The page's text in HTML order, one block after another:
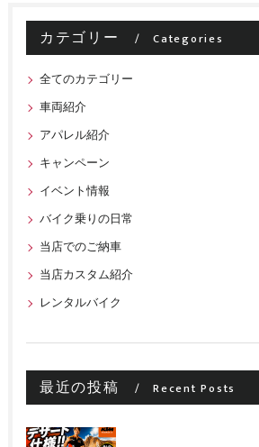
カテゴリー Categories
全てのカテゴリー
車両紹介
アパレル紹介
キャンペーン
イベント情報
バイク乗りの日常
当店でのご納車
当店カスタム紹介
レンタルバイク
最近の投稿 Recent Posts